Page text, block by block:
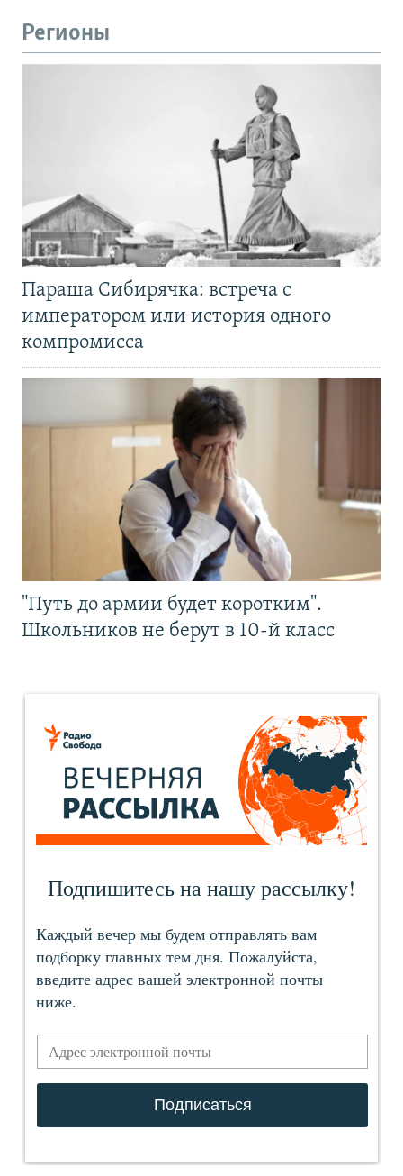
Регионы
Параша Сибирячка: встреча с
императором или история одного
компромисса
"Путь до армии будет коротким".
Школьников не берут в 10-й класс